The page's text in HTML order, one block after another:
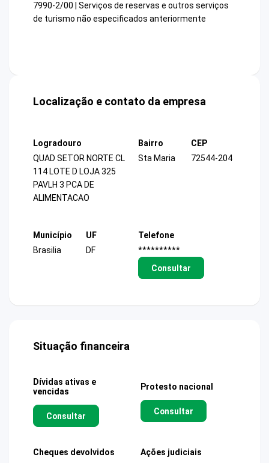
7990-2/00 | Serviços de reservas e outros serviços
de turismo não especificados anteriormente
Localização e contato da empresa
Logradouro
QUAD SETOR NORTE CL
114 LOTE D LOJA 325
PAVLH 3 PCA DE
ALIMENTACAO
Bairro
Sta Maria
CEP
72544-204
Município
Brasilia
UF
DF
Telefone
**********
Consultar
Situação financeira
Dívidas ativas e
vencidas
Consultar
Protesto nacional
Consultar
Cheques devolvidos Ações judiciais